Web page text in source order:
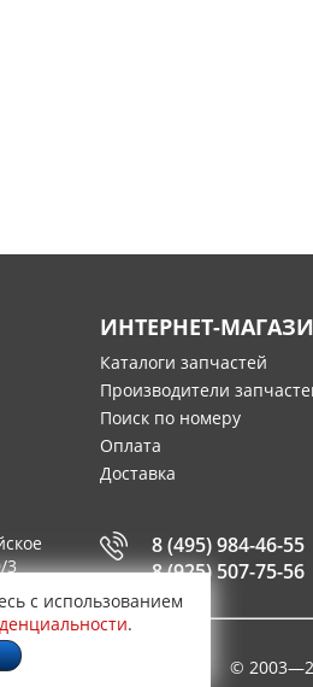
ИНТЕРНЕТ-
Каталоги запчастей
Производители
Поиск по номеру
Оплата
Доставка
3
8 (495) 984-46-55
8 (925) 507-75-56
©
с использованием
.